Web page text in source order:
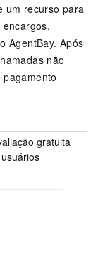
um recurso para
AgentBay. Após
não
gratuita